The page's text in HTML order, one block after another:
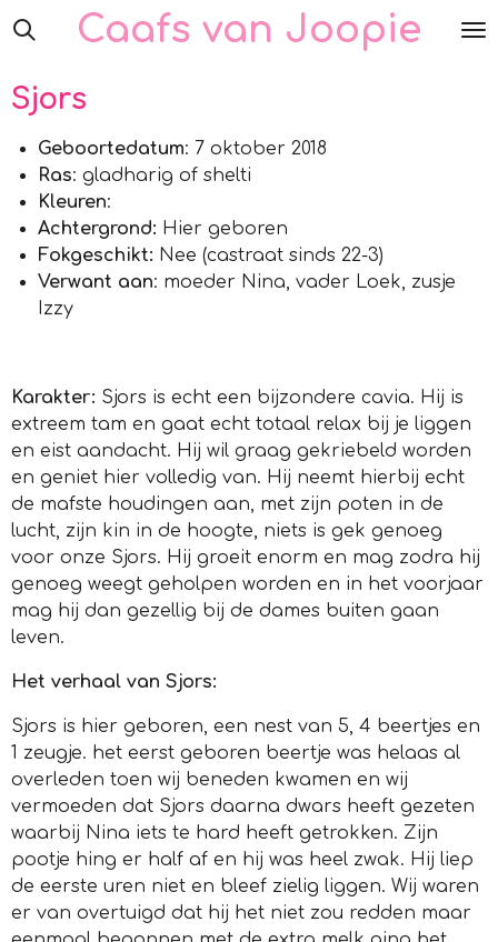
Ga
de
Caafs van Joopie
Sjors
Geboortedatum: 7 oktober 2018
Ras: gladharig of shelti
Kleuren:
Achtergrond: Hier geboren
Fokgeschikt: Nee (castraat sinds 22-3)
Verwant aan: moeder Nina, vader Loek, zusje
Izzy
Karakter: Sjors is echt een bijzondere cavia. Hij is
extreem tam en gaat echt totaal relax bij je liggen
en eist aandacht. Hij wil graag gekriebeld worden
en geniet hier volledig van. Hij neemt hierbij echt
de mafste houdingen aan, met zijn poten in de
lucht, zijn kin in de hoogte, niets is gek genoeg
voor onze Sjors. Hij groeit enorm en mag zodra hij
genoeg weegt geholpen worden en in het voorjaar
mag hij dan gezellig bij de dames buiten gaan
leven.
Het verhaal van Sjors:
Sjors is hier geboren, een nest van 5, 4 beertjes en
1 zeugje. het eerst geboren beertje was helaas al
overleden toen wij beneden kwamen en wij
vermoeden dat Sjors daarna dwars heeft gezeten
waarbij Nina iets te hard heeft getrokken. Zijn
pootje hing er half af en hij was heel zwak. Hij liep
de eerste uren niet en bleef zielig liggen. Wij waren
er van overtuigd dat hij het niet zou redden maar